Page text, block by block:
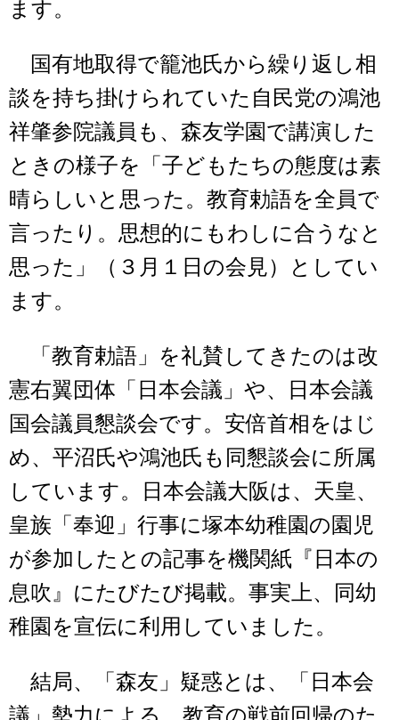
ます。
国有地取得で籠池氏から繰り返し相
談を持ち掛けられていた自民党の鴻池
祥肇参院議員も、森友学園で講演した
ときの様子を「子どもたちの態度は素
晴らしいと思った。教育勅語を全員で
言ったり。思想的にもわしに合うなと
思った」（３月１日の会見）としてい
ます。
「教育勅語」を礼賛してきたのは改
憲右翼団体「日本会議」や、日本会議
国会議員懇談会です。安倍首相をはじ
め、平沼氏や鴻池氏も同懇談会に所属
しています。日本会議大阪は、天皇、
皇族「奉迎」行事に塚本幼稚園の園児
が参加したとの記事を機関紙『日本の
息吹』にたびたび掲載。事実上、同幼
稚園を宣伝に利用していました。
結局、「森友」疑惑とは、「日本会